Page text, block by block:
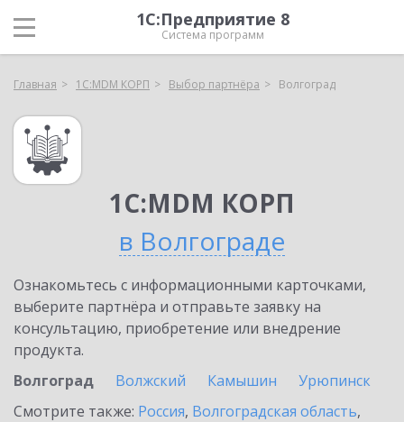
1С:Предприятие 8
Система программ
Главная 1С:MDM КОРП Выбор партнёра Волгоград
1С:MDM КОРП
в Волгограде
Ознакомьтесь с информационными карточками,
выберите партнёра и отправьте заявку на
консультацию, приобретение или внедрение
продукта.
Волгоград
Волжский Камышин
Урюпинск
Смотрите также: Россия, Волгоградская область,